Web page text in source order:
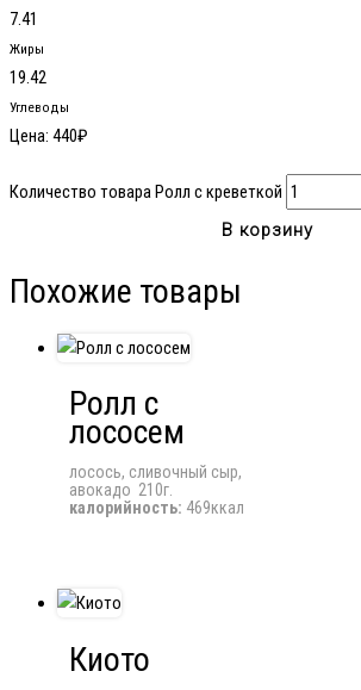
7.41
Жиры
19.42
Углеводы
Цена: 440₽
Количество товара Ролл с креветкой
В корзину
Похожие товары
Ролл с
лососем
лосось, сливочный сыр,
авокадо 210г.
калорийность: 469ккал
Киото